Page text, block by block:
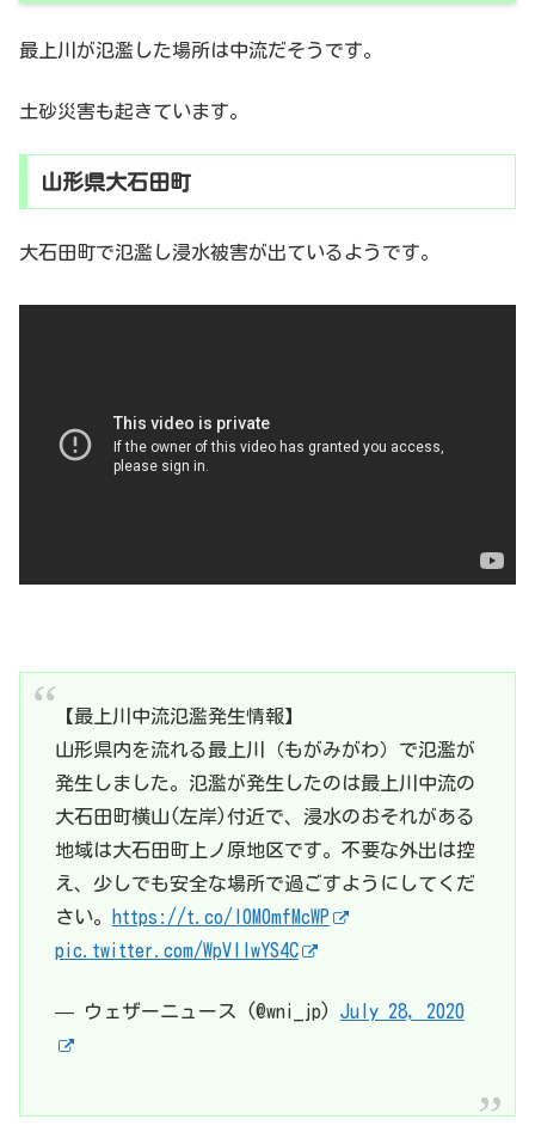
最上川が氾濫した場所は中流だそうです。
土砂災害も起きています。
山形県大石田町
大石田町で氾濫し浸水被害が出ているようです。
【最上川中流氾濫発生情報】
山形県内を流れる最上川（もがみがわ）で氾濫が
発生しました。氾濫が発生したのは最上川中流の
大石田町横山(左岸)付近で、浸水のおそれがある
地域は大石田町上ノ原地区です。不要な外出は控
え、少しでも安全な場所で過ごすようにしてくだ
さい。
https://t.co/I0M0mfMcWP
pic.twitter.com/WpVllwYS4C
— ウェザーニュース (@wni_jp) July 28, 2020